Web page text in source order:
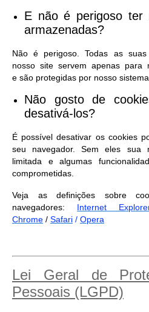
E não é perigoso ter
armazenadas?
Não é perigoso. Todas as suas
nosso site servem apenas para
e são protegidas por nosso
Não gosto de
desativá-los?
É possível desativar os cookies
seu navegador. Sem eles sua
limitada e algumas
comprometidas.
Veja as definições sobre
navegadores: Internet
Chrome / Safari / Opera
Lei Geral de
Pessoais (LGPD)